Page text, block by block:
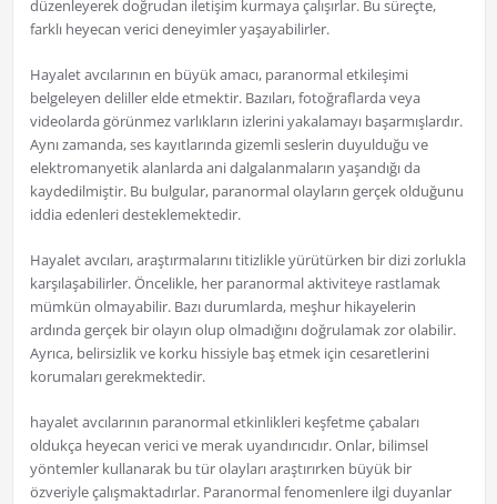
düzenleyerek doğrudan iletişim kurmaya çalışırlar. Bu süreçte,
farklı heyecan verici deneyimler yaşayabilirler.
Hayalet avcılarının en büyük amacı, paranormal etkileşimi
belgeleyen deliller elde etmektir. Bazıları, fotoğraflarda veya
videolarda görünmez varlıkların izlerini yakalamayı başarmışlardır.
Aynı zamanda, ses kayıtlarında gizemli seslerin duyulduğu ve
elektromanyetik alanlarda ani dalgalanmaların yaşandığı da
kaydedilmiştir. Bu bulgular, paranormal olayların gerçek olduğunu
iddia edenleri desteklemektedir.
Hayalet avcıları, araştırmalarını titizlikle yürütürken bir dizi zorlukla
karşılaşabilirler. Öncelikle, her paranormal aktiviteye rastlamak
mümkün olmayabilir. Bazı durumlarda, meşhur hikayelerin
ardında gerçek bir olayın olup olmadığını doğrulamak zor olabilir.
Ayrıca, belirsizlik ve korku hissiyle baş etmek için cesaretlerini
korumaları gerekmektedir.
hayalet avcılarının paranormal etkinlikleri keşfetme çabaları
oldukça heyecan verici ve merak uyandırıcıdır. Onlar, bilimsel
yöntemler kullanarak bu tür olayları araştırırken büyük bir
özveriyle çalışmaktadırlar. Paranormal fenomenlere ilgi duyanlar